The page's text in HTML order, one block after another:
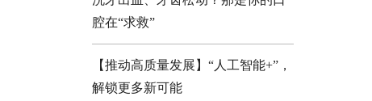
腔在“求救”
【推动高质量发展】“人工智能+”，
解锁更多新可能